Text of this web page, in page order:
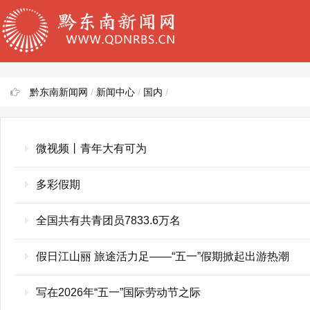
黔东南新闻网 / 新闻中心 / 国内 /
微视频丨青年大有可为
多彩假期
全国共有共青团员7833.6万名
假日江山丽 旅途活力足——“五一”假期掀起出游热潮
写在2026年“五一”国际劳动节之际